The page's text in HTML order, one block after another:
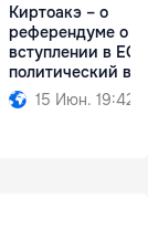
Киртоакэ – о
референдуме о
вступлении в ЕС:
политический
15 Июн. 19:42